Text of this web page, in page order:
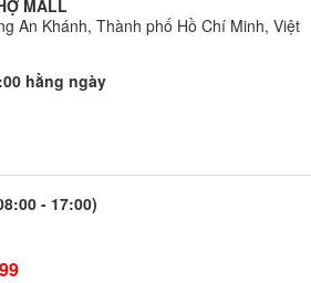
MALL
An Khánh, Thành phố Hồ Chí Minh, Việt
hằng ngày
- 17:00)